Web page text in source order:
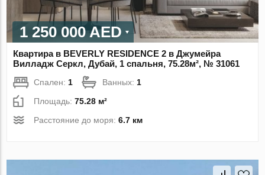
1 250 000 AED
Квартира в BEVERLY RESIDENCE 2 в Джумейра
Вилладж Серкл, Дубай, 1 спальня, 75.28м², № 31061
Спален:1 Ванных:1
Площадь:75.28 м²
Расстояние до моря:6.7 км